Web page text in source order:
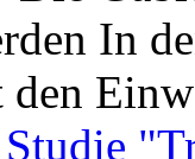
In
den